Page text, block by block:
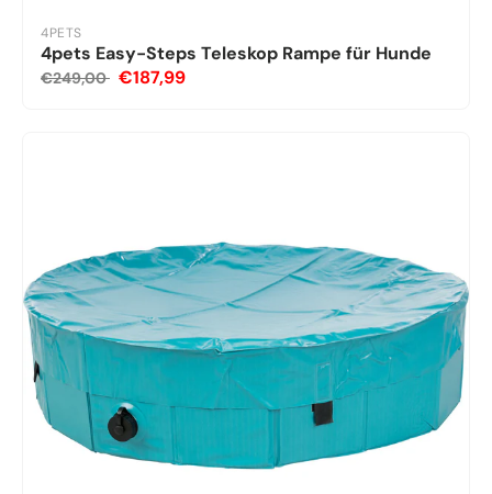
4PETS
4pets Easy-Steps Teleskop Rampe für Hunde
€249,00 €187,99